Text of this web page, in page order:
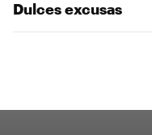
Dulces excusas